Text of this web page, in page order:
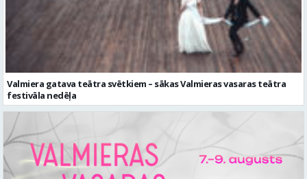
Valmiera gatava teātra svētkiem – sākas Valmieras vasaras teātra
festivāla nedēļa